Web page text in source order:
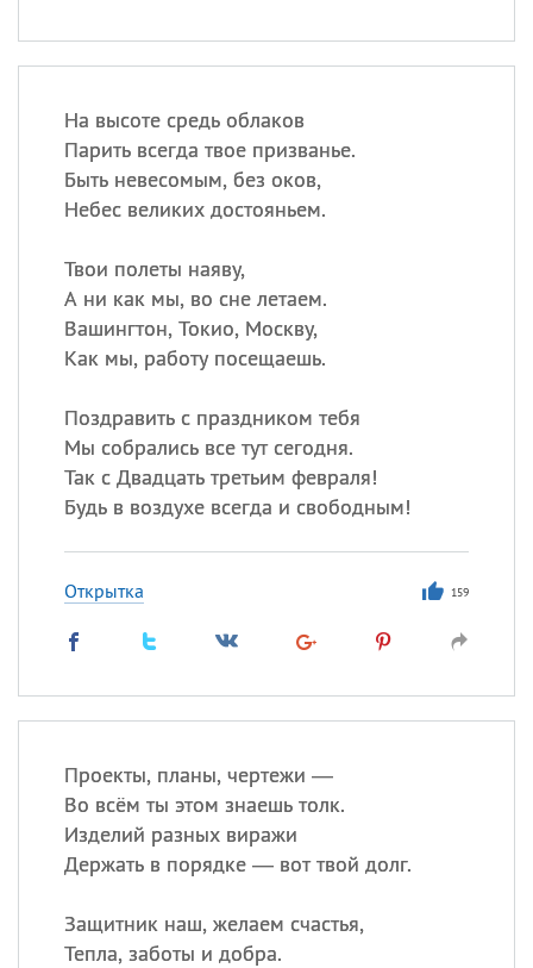
На высоте средь облаков
Парить всегда твое призванье.
Быть невесомым, без оков,
Небес великих достояньем.
Твои полеты наяву,
А ни как мы, во сне летаем.
Вашингтон, Токио, Москву,
Как мы, работу посещаешь.
Поздравить с праздником тебя
Мы собрались все тут сегодня.
Так с Двадцать третьим февраля!
Будь в воздухе всегда и свободным!
Открытка 159
Проекты, планы, чертежи —
Во всём ты этом знаешь толк.
Изделий разных виражи
Держать в порядке — вот твой долг.
Защитник наш, желаем счастья,
Тепла, заботы и добра.